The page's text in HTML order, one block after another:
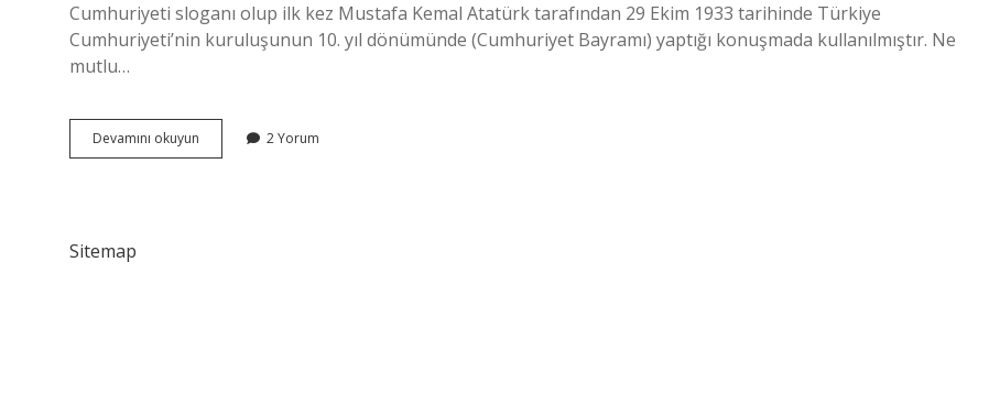
Cumhuriyeti sloganı olup ilk kez Mustafa Kemal Atatürk tarafından 29 Ekim 1933 tarihinde Türkiye
Cumhuriyeti’nin kuruluşunun 10. yıl dönümünde (Cumhuriyet Bayramı) yaptığı konuşmada kullanılmıştır. Ne
mutlu…
Devamını okuyun Atatürkün
Ne
2 Yorum
Sitemap